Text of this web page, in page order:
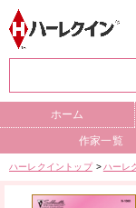
ホーム
作家一覧
ハーレクイントップ ハーレ